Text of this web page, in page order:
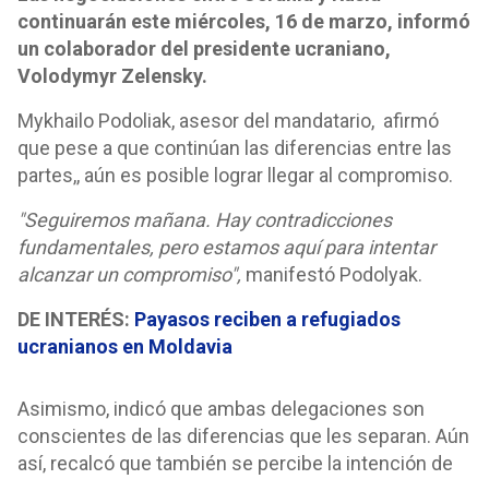
continuarán este miércoles, 16 de marzo, informó
un colaborador del presidente ucraniano,
Volodymyr Zelensky.
Mykhailo Podoliak, asesor del mandatario, afirmó
que pese a que continúan las diferencias entre las
partes,, aún es posible lograr llegar al compromiso.
"Seguiremos mañana. Hay contradicciones
fundamentales, pero estamos aquí para intentar
alcanzar un compromiso", manifestó Podolyak.
DE INTERÉS: Payasos reciben a refugiados
ucranianos en Moldavia
Asimismo, indicó que ambas delegaciones son
conscientes de las diferencias que les separan. Aún
así, recalcó que también se percibe la intención de